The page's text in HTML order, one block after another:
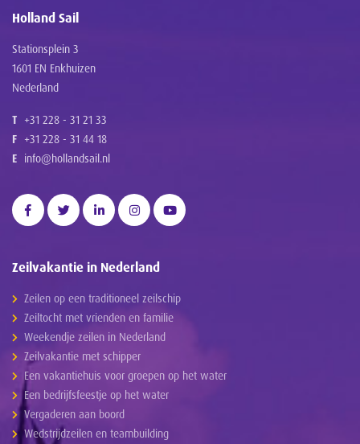
Holland Sail
Stationsplein 3
1601 EN Enkhuizen
Nederland
T +31 228 - 31 21 33
F +31 228 - 31 44 18
E info@hollandsail.nl
Zeilvakantie in Nederland
Zeilen op een traditioneel zeilschip
Zeiltocht met vrienden en familie
Weekendje zeilen in Nederland
Zeilvakantie met schipper
Een vakantiehuis voor groepen op het water
Een bedrijfsfeestje op het water
Vergaderen aan boord
Wedstrijdzeilen en teambuilding